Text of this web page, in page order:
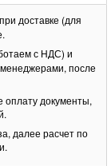
доставке (для
с НДС) и
после
документы,
далее расчет по